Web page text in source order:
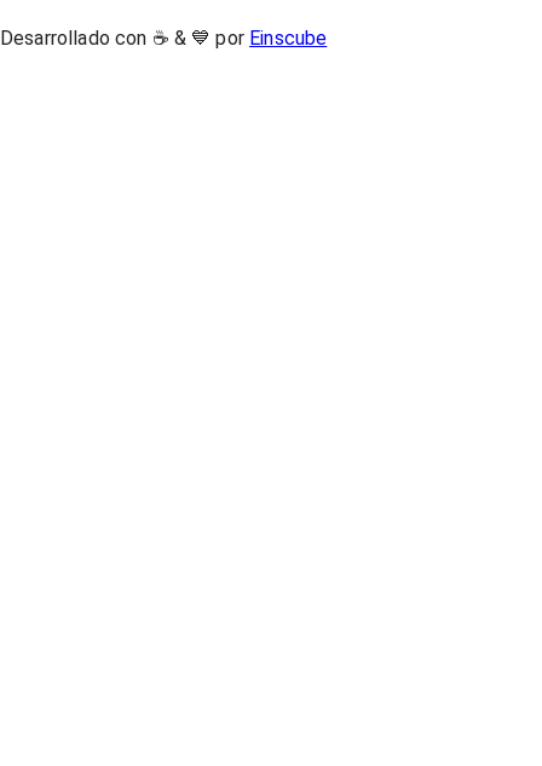
Desarrollado con ☕ & 💙 por Einscube